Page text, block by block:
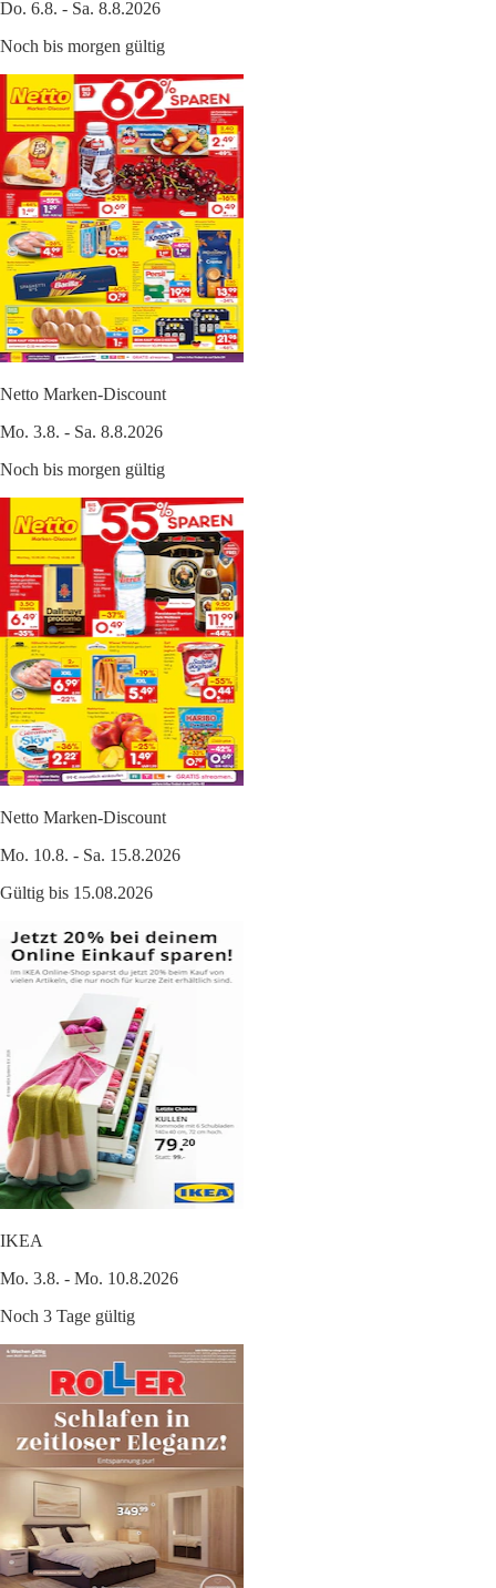
Do. 6.8. - Sa. 8.8.2026
Noch bis morgen gültig
Netto Marken-Discount
Mo. 3.8. - Sa. 8.8.2026
Noch bis morgen gültig
Netto Marken-Discount
Mo. 10.8. - Sa. 15.8.2026
Gültig bis 15.08.2026
IKEA
Mo. 3.8. - Mo. 10.8.2026
Noch 3 Tage gültig